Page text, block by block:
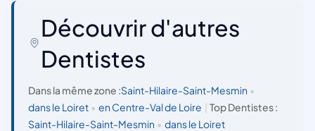
Découvrir d'autres
Dentistes
Dans la même zone :Saint-Hilaire-Saint-Mesmin •
dans le Loiret • en Centre-Val de Loire
Top Dentistes :
Saint-Hilaire-Saint-Mesmin • dans le Loiret